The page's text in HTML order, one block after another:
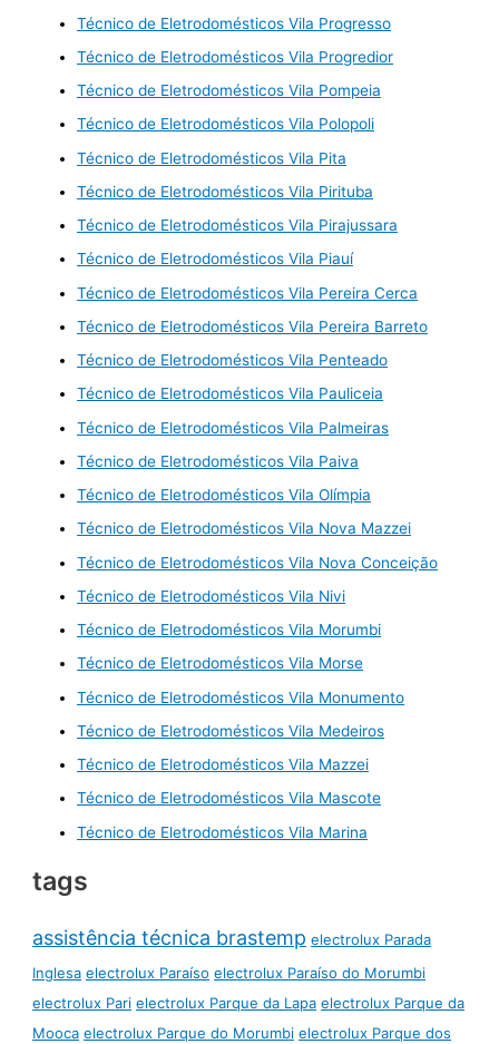
Técnico de Eletrodomésticos Vila Progresso
Técnico de Eletrodomésticos Vila Progredior
Técnico de Eletrodomésticos Vila Pompeia
Técnico de Eletrodomésticos Vila Polopoli
Técnico de Eletrodomésticos Vila Pita
Técnico de Eletrodomésticos Vila Pirituba
Técnico de Eletrodomésticos Vila Pirajussara
Técnico de Eletrodomésticos Vila Piauí
Técnico de Eletrodomésticos Vila Pereira Cerca
Técnico de Eletrodomésticos Vila Pereira Barreto
Técnico de Eletrodomésticos Vila Penteado
Técnico de Eletrodomésticos Vila Pauliceia
Técnico de Eletrodomésticos Vila Palmeiras
Técnico de Eletrodomésticos Vila Paiva
Técnico de Eletrodomésticos Vila Olímpia
Técnico de Eletrodomésticos Vila Nova Mazzei
Técnico de Eletrodomésticos Vila Nova Conceição
Técnico de Eletrodomésticos Vila Nivi
Técnico de Eletrodomésticos Vila Morumbi
Técnico de Eletrodomésticos Vila Morse
Técnico de Eletrodomésticos Vila Monumento
Técnico de Eletrodomésticos Vila Medeiros
Técnico de Eletrodomésticos Vila Mazzei
Técnico de Eletrodomésticos Vila Mascote
Técnico de Eletrodomésticos Vila Marina
tags
assistência técnica brastemp electrolux Parada
Inglesa electrolux Paraíso electrolux Paraíso do Morumbi
electrolux Pari electrolux Parque da Lapa electrolux Parque da
Mooca electrolux Parque do Morumbi electrolux Parque dos